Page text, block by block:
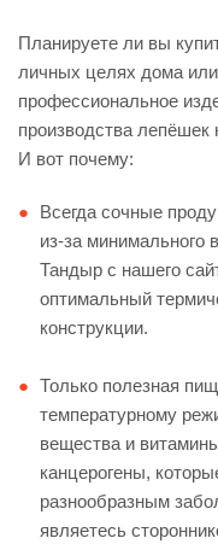
Планируете ли вы
личных целях дома
профессиональное
производства
И вот почему:
Всегда сочные
из-за минимального
Тандыр с нашего
оптимальный
конструкции.
Только полезная
температурному
вещества и
канцерогены,
разнообразным
являетесь